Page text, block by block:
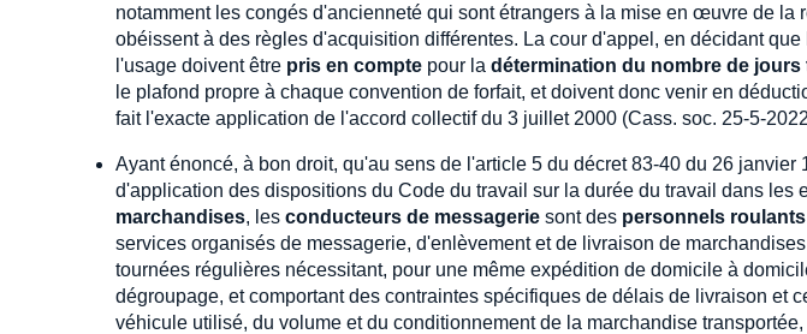
notamment les congés d'ancienneté qui sont étrangers à la mise en œuvre de la
obéissent à des règles d'acquisition différentes. La cour d'appel, en décidant
l'usage doivent être pris en compte pour la détermination du nombre de jours
le plafond propre à chaque convention de forfait, et doivent donc venir en
fait l'exacte application de l'accord collectif du 3 juillet 2000 (Cass. soc. 25-5-
Ayant énoncé, à bon droit, qu'au sens de l'article 5 du décret 83-40 du 26 janvier
d'application des dispositions du Code du travail sur la durée du travail dans les
marchandises, les conducteurs de messagerie sont des personnels roulants
services organisés de messagerie, d'enlèvement et de livraison de
tournées régulières nécessitant, pour une même expédition de domicile à
dégroupage, et comportant des contraintes spécifiques de délais de livraison et
véhicule utilisé, du volume et du conditionnement de la marchandise